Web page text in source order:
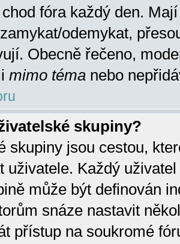
fóra každý den.
odemykat,
Obecně řečeno,
mimo téma nebo
skupiny?
skupiny jsou cestou,
uživatele. Každý
může být definován
snáze nastavit
přístup na soukromé